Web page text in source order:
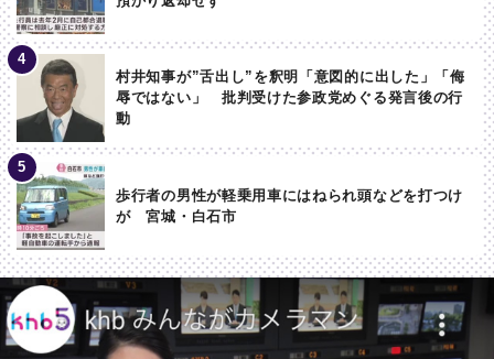
村井知事が”舌出し”を釈明「意図的に出した」「侮
辱ではない」 批判受けた参政党めぐる発言後の行
動
歩行者の男性が軽乗用車にはねられ頭などを打つけ
が 宮城・白石市